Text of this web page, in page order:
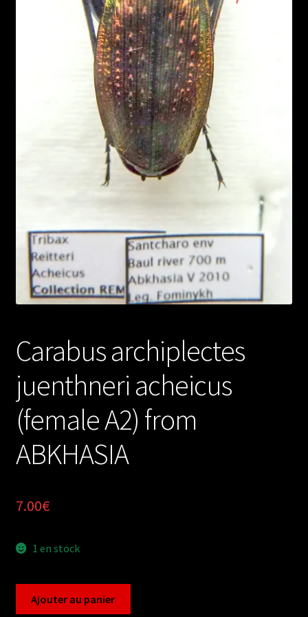
Carabus archiplectes
juenthneri acheicus
(female A2) from
ABKHASIA
7.00€
1 en stock
Ajouter au panier